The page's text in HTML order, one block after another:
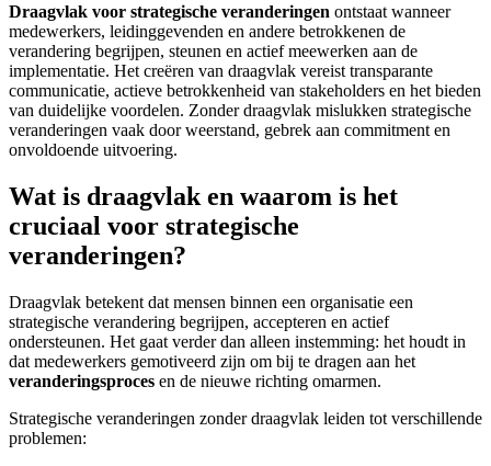
Draagvlak voor strategische veranderingen ontstaat wanneer
medewerkers, leidinggevenden en andere betrokkenen de
verandering begrijpen, steunen en actief meewerken aan de
implementatie. Het creëren van draagvlak vereist transparante
communicatie, actieve betrokkenheid van stakeholders en het bieden
van duidelijke voordelen. Zonder draagvlak mislukken strategische
veranderingen vaak door weerstand, gebrek aan commitment en
onvoldoende uitvoering.
Wat is draagvlak en waarom is het
cruciaal voor strategische
veranderingen?
Draagvlak betekent dat mensen binnen een organisatie een
strategische verandering begrijpen, accepteren en actief
ondersteunen. Het gaat verder dan alleen instemming: het houdt in
dat medewerkers gemotiveerd zijn om bij te dragen aan het
veranderingsproces en de nieuwe richting omarmen.
Strategische veranderingen zonder draagvlak leiden tot verschillende
problemen: